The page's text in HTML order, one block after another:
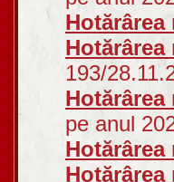
Hotărârea
Hotărârea
193/
Hotărârea
pe anul
Hotărârea
Hotărârea